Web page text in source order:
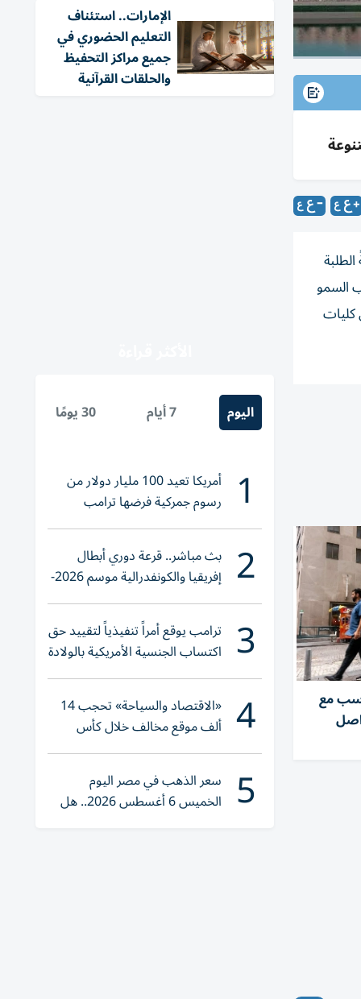
من الأول من يوليو حتى 30 يوليو 2026، داعيةً الطلبة
السمو
مع
الإمارات.. استئناف
التعليم الحضوري في
جميع مراكز التحفيظ
والحلقات القرآنية
اليوم 7 أيام 30 يومًا
1 أمريكا تعيد 100 مليار دولار من
رسوم جمركية فرضها ترامب
2 بث مباشر.. قرعة دوري أبطال
إفريقيا والكونفدرالية موسم 2026-
2027
3 ترامب يوقع أمراً تنفيذياً لتقييد حق
اكتساب الجنسية الأمريكية بالولادة
4 «الاقتصاد والسياحة» تحجب 14
ألف موقع مخالف خلال كأس
العالم 2026
5 سعر الذهب في مصر اليوم
الخميس 6 أغسطس 2026.. هل